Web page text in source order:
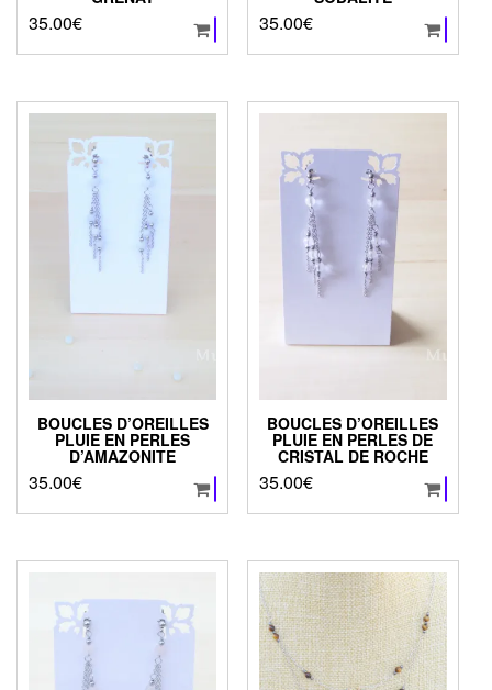
35.00€ 35.00€
BOUCLES D’OREILLES
PLUIE EN PERLES
D’AMAZONITE
35.00€
BOUCLES D’OREILLES
PLUIE EN PERLES DE
CRISTAL DE ROCHE
35.00€